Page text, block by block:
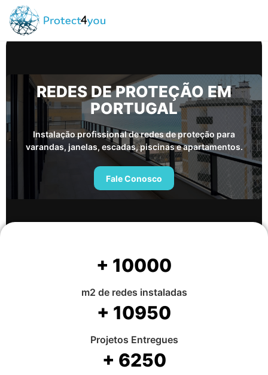
REDES DE PROTEÇÃO EM
PORTUGAL
Instalação profissional de redes de proteção para
varandas, janelas, escadas, piscinas e apartamentos.
Fale Conosco
+ 10000
m2 de redes instaladas
+ 10950
Projetos Entregues
+ 6250